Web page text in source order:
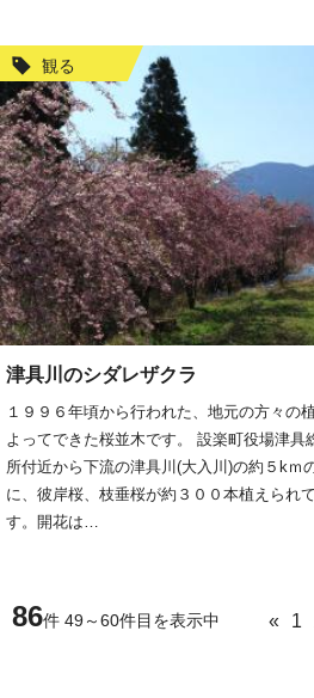
観る
津具川のシダレザクラ
１９９６年頃から行われた、地元の方々の
よってできた桜並木です。 設楽町役場津具
所付近から下流の津具川(大入川)の約５kｍ
に、彼岸桜、枝垂桜が約３００本植えられ
す。開花は…
86件 49～60件目を表示中 « 1